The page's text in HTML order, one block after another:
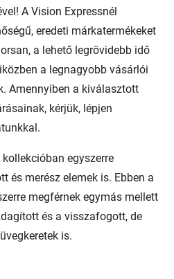
A Vision Expressnél
eredeti márkatermékeket
a lehető legrövidebb idő
a legnagyobb vásárlói
Amennyiben a kiválasztott
kérjük, lépjen
egyszerre
és merész elemek is. Ebben a
megférnek egymás mellett
és a visszafogott, de
is.